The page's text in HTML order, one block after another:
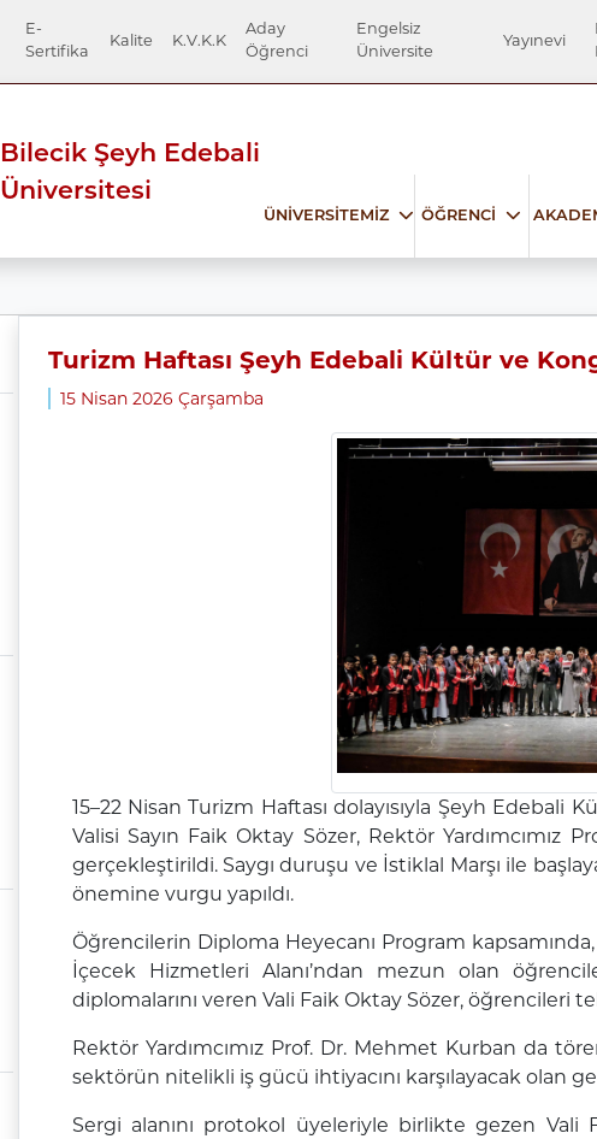
E-
Sertifika
Kalite K.V.K.K
Aday
Öğrenci
Engelsiz
Üniversite
Yayınevi
Bilecik Şeyh Edebali
Üniversitesi
ÜNİVERSİTEMİZ ÖĞRENCİ
Turizm Haftası Şeyh Edebali Kültür ve
15 Nisan 2026 Çarşamba
15–22 Nisan Turizm Haftası dolayısıyla Şeyh
Valisi Sayın Faik Oktay Sözer, Rektör Yardımcımız
gerçekleştirildi. Saygı duruşu ve İstiklal Marşı ile
önemine vurgu yapıldı.
Öğrencilerin Diploma Heyecanı Program
İçecek Hizmetleri Alanı’ndan mezun olan
diplomalarını veren Vali Faik Oktay Sözer, öğrencileri
Rektör Yardımcımız Prof. Dr. Mehmet Kurban da
sektörün nitelikli iş gücü ihtiyacını karşılayacak olan
Sergi alanını protokol üyeleriyle birlikte gezen